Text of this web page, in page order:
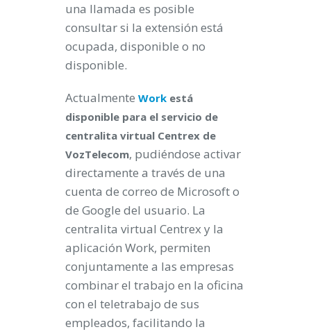
una llamada es posible
consultar si la extensión está
ocupada, disponible o no
disponible.
Actualmente Work está
disponible para el servicio de
centralita virtual Centrex de
VozTelecom, pudiéndose activar
directamente a través de una
cuenta de correo de Microsoft o
de Google del usuario. La
centralita virtual Centrex y la
aplicación Work, permiten
conjuntamente a las empresas
combinar el trabajo en la oficina
con el teletrabajo de sus
empleados, facilitando la